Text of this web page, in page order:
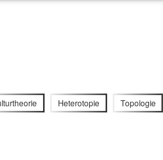
Heterotopie Topologie